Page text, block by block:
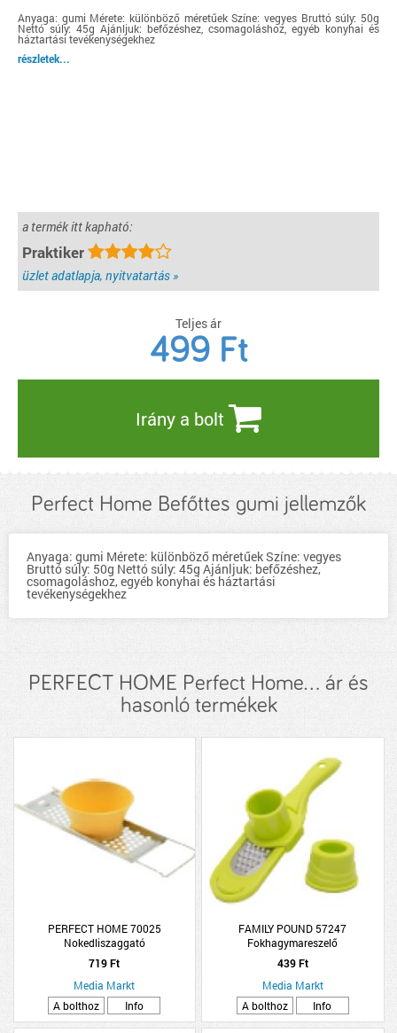
Anyaga: gumi Mérete: különböző méretűek Színe: vegyes Bruttó súly: 50g
Nettó súly: 45g Ajánljuk: befőzéshez, csomagoláshoz, egyéb konyhai és
háztartási tevékenységekhez
részletek...
a termék itt kapható:
Praktiker
üzlet adatlapja, nyitvatartás »
Teljes ár
499 Ft
Irány a bolt
Perfect Home Befőttes gumi jellemzők
Anyaga: gumi Mérete: különböző méretűek Színe: vegyes
Bruttó súly: 50g Nettó súly: 45g Ajánljuk: befőzéshez,
csomagoláshoz, egyéb konyhai és háztartási
tevékenységekhez
PERFECT HOME Perfect Home... ár és
hasonló termékek
PERFECT HOME 70025
Nokedliszaggató
719 Ft
Media Markt
A bolthoz
Info
FAMILY POUND 57247
Fokhagymareszelő
439 Ft
Media Markt
A bolthoz
Info